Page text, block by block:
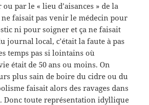
par le « lieu d’aisances » de la
faisait pas venir le médecin pour
ni pour soigner et ça ne faisait
journal local, c’était la faute à pas
temps pas si lointains où
était de 50 ans ou moins. On
plus sain de boire du cidre ou du
faisait alors des ravages dans
Donc toute représentation idyllique